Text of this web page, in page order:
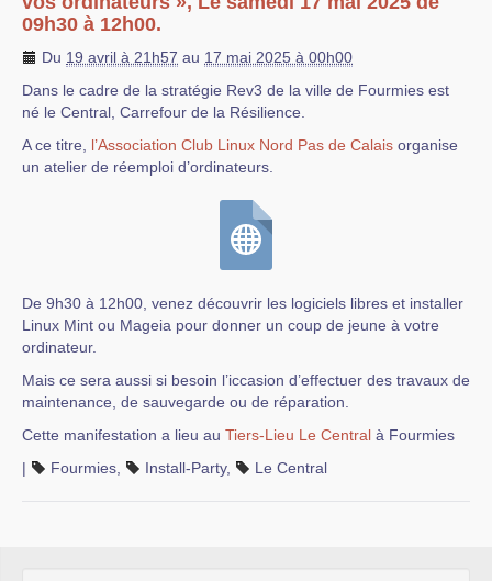
09h30 à 12h00.
Du 19 avril à 21h57 au 17 mai 2025 à 00h00
Dans le cadre de la stratégie Rev3 de la ville de Fourmies est
né le Central, Carrefour de la Résilience.
A ce titre, l’Association Club Linux Nord Pas de Calais organise
un atelier de réemploi d’ordinateurs.
De 9h30 à 12h00, venez découvrir les logiciels libres et installer
Linux Mint ou Mageia pour donner un coup de jeune à votre
ordinateur.
Mais ce sera aussi si besoin l’iccasion d’effectuer des travaux de
maintenance, de sauvegarde ou de réparation.
Cette manifestation a lieu au Tiers-Lieu Le Central à Fourmies
|
Fourmies Install-Party, Le Central